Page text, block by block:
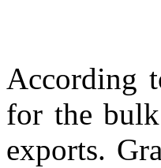
According
for the
exports.